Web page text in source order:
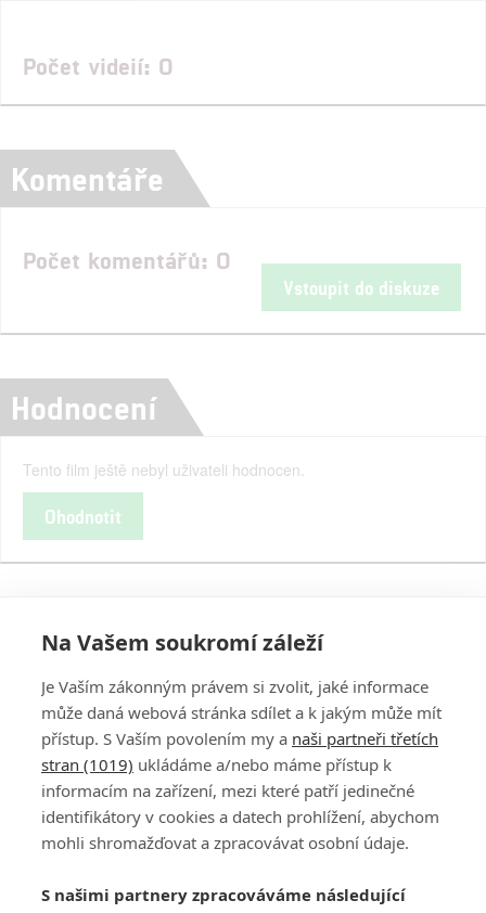
Počet videií: 0
Komentáře
Počet komentářů: 0
Vstoupit do diskuze
Hodnocení
Tento film ještě nebyl uživateli hodnocen.
Ohodnotit
PŘIHLÁSIT
REGISTROVAT
DISKUZE
Šéfredaktorkou webu jePetr Slavík, e-mailserialy@fandimefilmu.cz
Na Vašem soukromí záleží
Je Vaším zákonným právem si zvolit, jaké informace
může daná webová stránka sdílet a k jakým může mít
přístup. S Vaším povolením my a naši partneři třetích
stran (1019) ukládáme a/nebo máme přístup k
informacím na zařízení, mezi které patří jedinečné
identifikátory v cookies a datech prohlížení, abychom
mohli shromažďovat a zpracovávat osobní údaje.
S našimi partnery zpracováváme následující